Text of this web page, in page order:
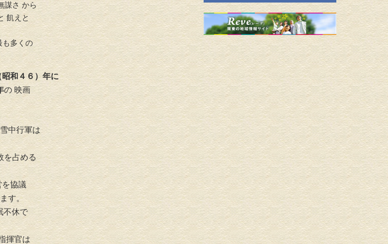
謀さ から
飢えと
も多くの
昭和４６）年に
の 映画
中行軍は
を占める
協議
す。
不休で
揮官は